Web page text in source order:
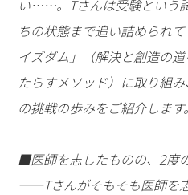
い……。Tさんは受験という
ちの状態まで追い詰められ
イズダム」（解決と創造の
たらすメソッド）に取り組
の挑戦の歩みをご紹介します。
■医師を志したものの、2度
――Tさんがそもそも医師を